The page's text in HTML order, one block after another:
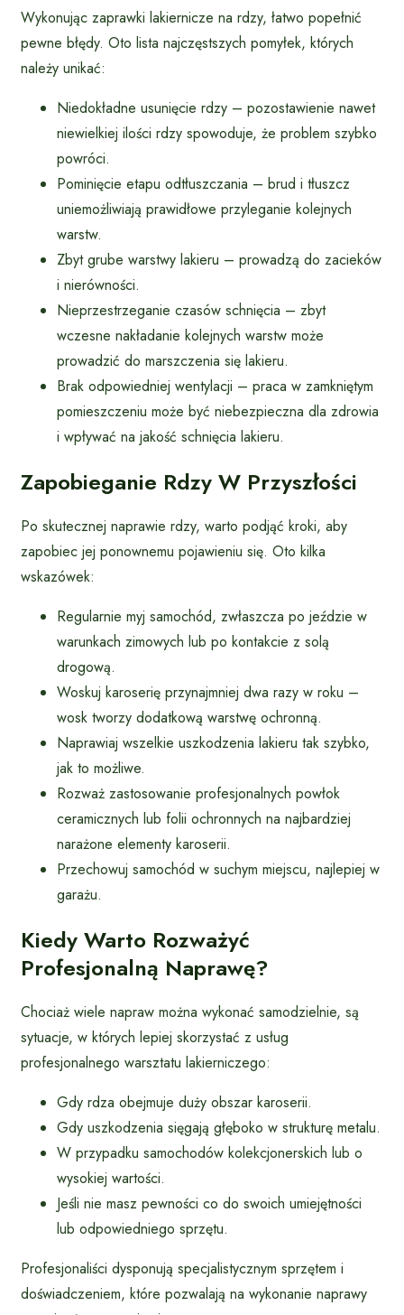
Wykonując zaprawki lakiernicze na rdzy, łatwo popełnić
pewne błędy. Oto lista najczęstszych pomyłek, których
należy unikać:
Niedokładne usunięcie rdzy – pozostawienie nawet
niewielkiej ilości rdzy spowoduje, że problem szybko
powróci.
Pominięcie etapu odtłuszczania – brud i tłuszcz
uniemożliwiają prawidłowe przyleganie kolejnych
warstw.
Zbyt grube warstwy lakieru – prowadzą do zacieków
i nierówności.
Nieprzestrzeganie czasów schnięcia – zbyt
wczesne nakładanie kolejnych warstw może
prowadzić do marszczenia się lakieru.
Brak odpowiedniej wentylacji – praca w zamkniętym
pomieszczeniu może być niebezpieczna dla zdrowia
i wpływać na jakość schnięcia lakieru.
Zapobieganie Rdzy W Przyszłości
Po skutecznej naprawie rdzy, warto podjąć kroki, aby
zapobiec jej ponownemu pojawieniu się. Oto kilka
wskazówek:
Regularnie myj samochód, zwłaszcza po jeździe w
warunkach zimowych lub po kontakcie z solą
drogową.
Woskuj karoserię przynajmniej dwa razy w roku –
wosk tworzy dodatkową warstwę ochronną.
Naprawiaj wszelkie uszkodzenia lakieru tak szybko,
jak to możliwe.
Rozważ zastosowanie profesjonalnych powłok
ceramicznych lub folii ochronnych na najbardziej
narażone elementy karoserii.
Przechowuj samochód w suchym miejscu, najlepiej w
garażu.
Kiedy Warto Rozważyć
Profesjonalną Naprawę?
Chociaż wiele napraw można wykonać samodzielnie, są
sytuacje, w których lepiej skorzystać z usług
profesjonalnego warsztatu lakierniczego:
Gdy rdza obejmuje duży obszar karoserii.
Gdy uszkodzenia sięgają głęboko w strukturę metalu.
W przypadku samochodów kolekcjonerskich lub o
wysokiej wartości.
Jeśli nie masz pewności co do swoich umiejętności
lub odpowiedniego sprzętu.
Profesjonaliści dysponują specjalistycznym sprzętem i
doświadczeniem, które pozwalają na wykonanie naprawy